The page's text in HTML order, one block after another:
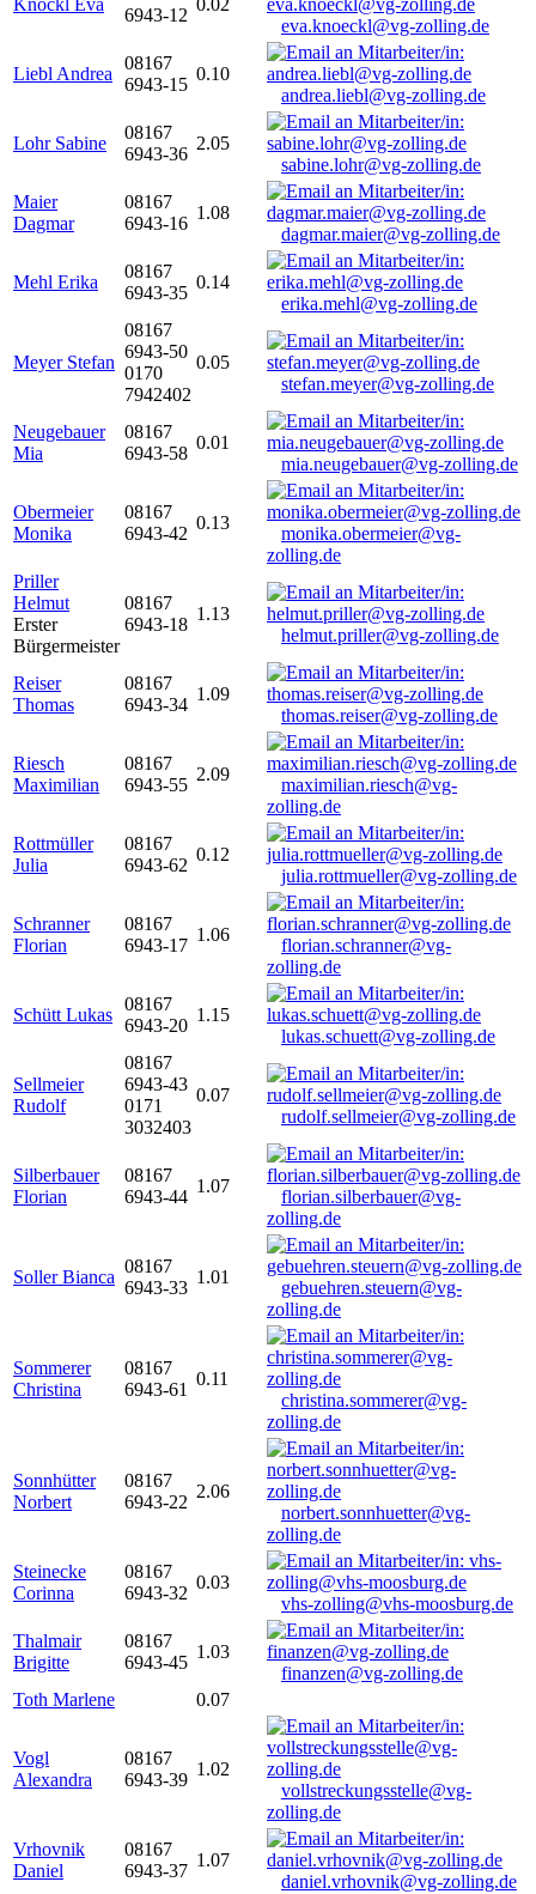
Knöckl Eva
6943-12
0.02
eva.knoeckl@vg-zolling.de
Liebl Andrea
08167
6943-15
0.10
andrea.liebl@vg-zolling.de
Lohr Sabine
08167
6943-36
2.05
sabine.lohr@vg-zolling.de
Maier
Dagmar
08167
6943-16
1.08
dagmar.maier@vg-zolling.de
Mehl Erika
08167
6943-35
0.14
erika.mehl@vg-zolling.de
Meyer Stefan
08167
6943-50
0170
7942402
0.05
stefan.meyer@vg-zolling.de
Neugebauer
Mia
08167
6943-58
0.01
mia.neugebauer@vg-zolling.de
Obermeier
Monika
08167
6943-42
0.13
monika.obermeier@vg-
zolling.de
Priller
Helmut
Erster
Bürgermeister
08167
6943-18
1.13
helmut.priller@vg-zolling.de
Reiser
Thomas
08167
6943-34
1.09
thomas.reiser@vg-zolling.de
Riesch
Maximilian
08167
6943-55
2.09
maximilian.riesch@vg-
zolling.de
Rottmüller
Julia
08167
6943-62
0.12
julia.rottmueller@vg-zolling.de
Schranner
Florian
08167
6943-17
1.06
florian.schranner@vg-
zolling.de
Schütt Lukas
08167
6943-20
1.15
lukas.schuett@vg-zolling.de
Sellmeier
Rudolf
08167
6943-43
0171
3032403
0.07
rudolf.sellmeier@vg-zolling.de
Silberbauer
Florian
08167
6943-44
1.07
florian.silberbauer@vg-
zolling.de
Soller Bianca
08167
6943-33
1.01
gebuehren.steuern@vg-
zolling.de
Sommerer
Christina
08167
6943-61
0.11
christina.sommerer@vg-
zolling.de
Sonnhütter
Norbert
08167
6943-22
2.06
norbert.sonnhuetter@vg-
zolling.de
Steinecke
Corinna
08167
6943-32
0.03
vhs-zolling@vhs-moosburg.de
Thalmair
Brigitte
08167
6943-45
1.03
finanzen@vg-zolling.de
Toth Marlene
0.07
Vogl
Alexandra
08167
6943-39
1.02
vollstreckungsstelle@vg-
zolling.de
Vrhovnik
Daniel
08167
6943-37
1.07
daniel.vrhovnik@vg-zolling.de